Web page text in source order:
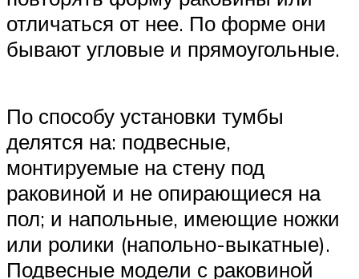
отличаться от нее. По форме они
бывают угловые и прямоугольные.
По способу установки тумбы
делятся на: подвесные,
монтируемые на стену под
раковиной и не опирающиеся на
пол; и напольные, имеющие ножки
или ролики (напольно-выкатные).
Подвесные модели с раковиной